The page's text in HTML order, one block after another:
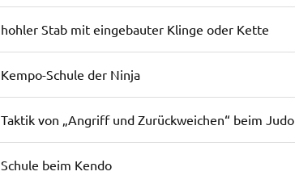
hohler Stab mit eingebauter Klinge oder Kette
Kempo-Schule der Ninja
Taktik von „Angriff und Zurückweichen“ beim Judo
Schule beim Kendo